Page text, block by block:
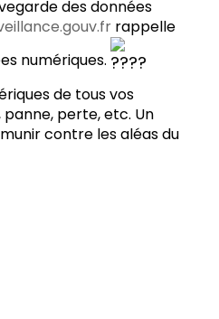
des données
rappelle
numériques.
de tous vos
perte, etc. Un
contre les aléas du